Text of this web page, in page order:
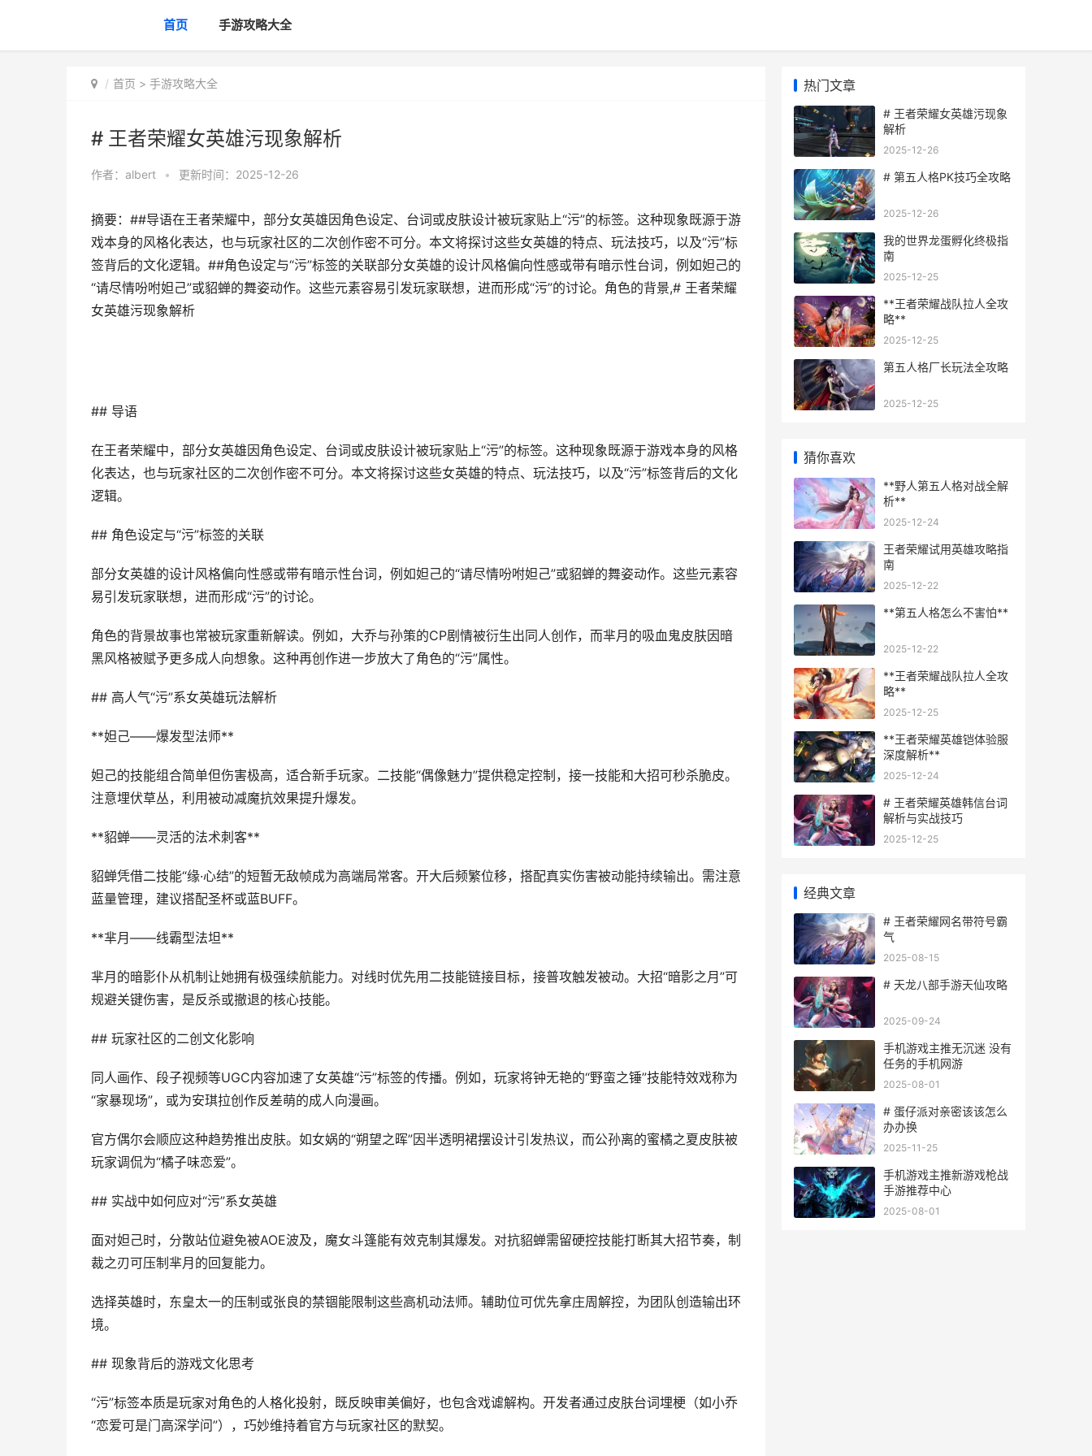
首页 手游攻略大全
首页 > 手游攻略大全
# 王者荣耀女英雄污现象解析
作者： albert • 更新时间：2025-12-26
摘要：##导语在王者荣耀中，部分女英雄因角色设定、台词或皮肤设计被玩家贴上“污”的标签。这种现象既源于游
戏本身的风格化表达，也与玩家社区的二次创作密不可分。本文将探讨这些女英雄的特点、玩法技巧，以及“污”标
签背后的文化逻辑。##角色设定与“污”标签的关联部分女英雄的设计风格偏向性感或带有暗示性台词，例如妲己的
“请尽情吩咐妲己”或貂蝉的舞姿动作。这些元素容易引发玩家联想，进而形成“污”的讨论。角色的背景,# 王者荣耀
女英雄污现象解析
## 导语
在王者荣耀中，部分女英雄因角色设定、台词或皮肤设计被玩家贴上“污”的标签。这种现象既源于游戏本身的风格
化表达，也与玩家社区的二次创作密不可分。本文将探讨这些女英雄的特点、玩法技巧，以及“污”标签背后的文化
逻辑。
## 角色设定与“污”标签的关联
部分女英雄的设计风格偏向性感或带有暗示性台词，例如妲己的“请尽情吩咐妲己”或貂蝉的舞姿动作。这些元素容
易引发玩家联想，进而形成“污”的讨论。
角色的背景故事也常被玩家重新解读。例如，大乔与孙策的CP剧情被衍生出同人创作，而芈月的吸血鬼皮肤因暗
黑风格被赋予更多成人向想象。这种再创作进一步放大了角色的“污”属性。
## 高人气“污”系女英雄玩法解析
**妲己——爆发型法师**
妲己的技能组合简单但伤害极高，适合新手玩家。二技能“偶像魅力”提供稳定控制，接一技能和大招可秒杀脆皮。
注意埋伏草丛，利用被动减魔抗效果提升爆发。
**貂蝉——灵活的法术刺客**
貂蝉凭借二技能“缘·心结”的短暂无敌帧成为高端局常客。开大后频繁位移，搭配真实伤害被动能持续输出。需注意
蓝量管理，建议搭配圣杯或蓝BUFF。
**芈月——线霸型法坦**
芈月的暗影仆从机制让她拥有极强续航能力。对线时优先用二技能链接目标，接普攻触发被动。大招“暗影之月”可
规避关键伤害，是反杀或撤退的核心技能。
## 玩家社区的二创文化影响
同人画作、段子视频等UGC内容加速了女英雄“污”标签的传播。例如，玩家将钟无艳的“野蛮之锤”技能特效戏称为
“家暴现场”，或为安琪拉创作反差萌的成人向漫画。
官方偶尔会顺应这种趋势推出皮肤。如女娲的“朔望之晖”因半透明裙摆设计引发热议，而公孙离的蜜橘之夏皮肤被
玩家调侃为“橘子味恋爱”。
## 实战中如何应对“污”系女英雄
面对妲己时，分散站位避免被AOE波及，魔女斗篷能有效克制其爆发。对抗貂蝉需留硬控技能打断其大招节奏，制
裁之刃可压制芈月的回复能力。
选择英雄时，东皇太一的压制或张良的禁锢能限制这些高机动法师。辅助位可优先拿庄周解控，为团队创造输出环
境。
## 现象背后的游戏文化思考
“污”标签本质是玩家对角色的人格化投射，既反映审美偏好，也包含戏谑解构。开发者通过皮肤台词埋梗（如小乔
“恋爱可是门高深学问”），巧妙维持着官方与玩家社区的默契。
热门文章
# 王者荣耀女英雄污现象
解析
2025-12-26
# 第五人格PK技巧全攻略
2025-12-26
我的世界龙蛋孵化终极指
南
2025-12-25
**王者荣耀战队拉人全攻
略**
2025-12-25
第五人格厂长玩法全攻略
2025-12-25
猜你喜欢
**野人第五人格对战全解
析**
2025-12-24
王者荣耀试用英雄攻略指
南
2025-12-22
**第五人格怎么不害怕**
2025-12-22
**王者荣耀战队拉人全攻
略**
2025-12-25
**王者荣耀英雄铠体验服
深度解析**
2025-12-24
# 王者荣耀英雄韩信台词
解析与实战技巧
2025-12-25
经典文章
# 王者荣耀网名带符号霸
气
2025-08-15
# 天龙八部手游天仙攻略
2025-09-24
手机游戏主推无沉迷 没有
任务的手机网游
2025-08-01
# 蛋仔派对亲密该该怎么
办办换
2025-11-25
手机游戏主推新游戏枪战
手游推荐中心
2025-08-01